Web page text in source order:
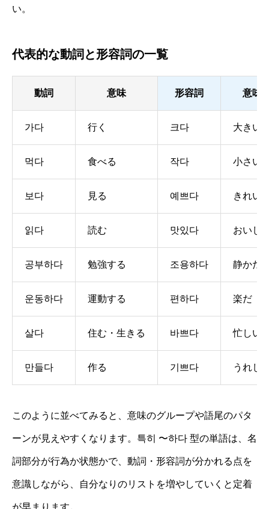
い。
代表的な動詞と形容詞の一覧
動詞 意味 形容詞 意味
가다 行く 크다 大きい
먹다 食べる 작다 小さい
보다 見る 예쁘다 きれい
읽다 読む 맛있다 おいし
공부하다 勉強する 조용하다 静かだ
운동하다 運動する 편하다 楽だ
살다 住む・生きる 바쁘다 忙しい
만들다 作る 기쁘다 うれし
このように並べてみると、意味のグループや語尾のパタ
ーンが見えやすくなります。특히 〜하다 型の単語は、名
詞部分が行為か状態かで、動詞・形容詞が分かれる点を
意識しながら、自分なりのリストを増やしていくと定着
が早まります。